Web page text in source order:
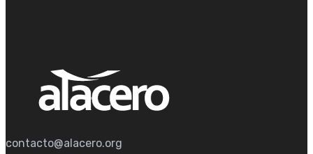
contacto@alacero.org